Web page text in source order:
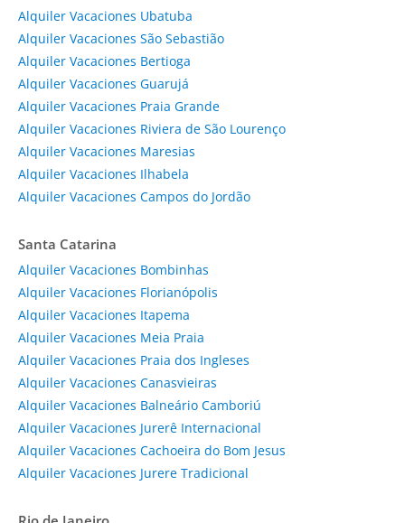
Alquiler Vacaciones Ubatuba
Alquiler Vacaciones São Sebastião
Alquiler Vacaciones Bertioga
Alquiler Vacaciones Guarujá
Alquiler Vacaciones Praia Grande
Alquiler Vacaciones Riviera de São Lourenço
Alquiler Vacaciones Maresias
Alquiler Vacaciones Ilhabela
Alquiler Vacaciones Campos do Jordão
Santa Catarina
Alquiler Vacaciones Bombinhas
Alquiler Vacaciones Florianópolis
Alquiler Vacaciones Itapema
Alquiler Vacaciones Meia Praia
Alquiler Vacaciones Praia dos Ingleses
Alquiler Vacaciones Canasvieiras
Alquiler Vacaciones Balneário Camboriú
Alquiler Vacaciones Jurerê Internacional
Alquiler Vacaciones Cachoeira do Bom Jesus
Alquiler Vacaciones Jurere Tradicional